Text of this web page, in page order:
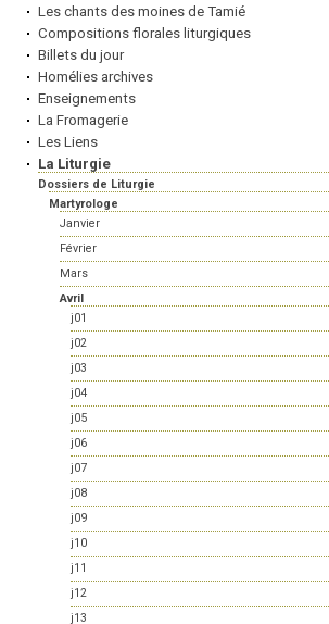
Les chants des moines de Tamié
Compositions florales liturgiques
Billets du jour
Homélies archives
Enseignements
La Fromagerie
Les Liens
La Liturgie
Dossiers de Liturgie
Martyrologe
Janvier
Février
Mars
Avril
j01
j02
j03
j04
j05
j06
j07
j08
j09
j10
j11
j12
j13